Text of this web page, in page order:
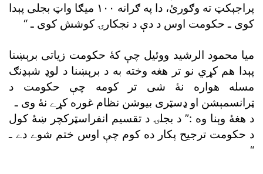
پراجېکټ ته وګورئ، دا په ګرانه ١٠٠ ميګا واټ بجلى پېدا
کوى ـ حکومت اوس د دې د نجکارۍ کوشش کوى ـ “
ميا محمود الرشيد ووئيل چې کۀ حکومت زياتى برېښنا
پېدا هم کړي نو تر هغه وخته به د برېښنا د لوډ شېډنګ
مسله هواره نۀ شى تر کومه چې حکومت د
ټرانسمېشن او ډسټرى بيوشن نظام غوره کړے نۀ وى ـ
د هغۀ وېنا وه :” د بجلۍ د تقسيم انفراسټرکچر ښۀ کول
د حکومت ترجيح پکار ده کوم چې اوس ختم شوے دے ـ
“